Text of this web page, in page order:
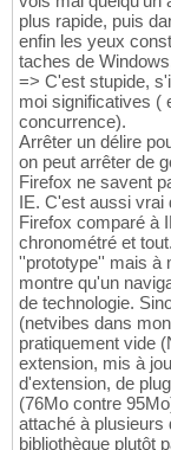
plus rapide, puis
enfin les yeux
taches de
=> C'est stupide,
moi significatives (
concurrence).
Arrêter un délire
on peut arrêter de
Firefox ne savent
IE. C'est aussi vrai
Firefox comparé à
chronométré et
''prototype'' mais à
montre qu'un
de technologie.
(netvibes dans
pratiquement vide
extension, mis à
d'extension, de
(76Mo contre
attaché à plusieurs
bibliothèque plutôt